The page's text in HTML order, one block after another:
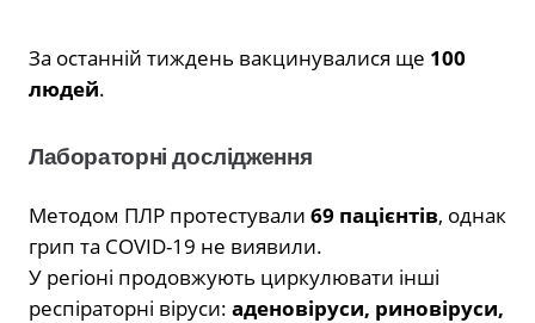
За останній тиждень вакцинувалися ще 100
людей.
Лабораторні дослідження
Методом ПЛР протестували 69 пацієнтів, однак
грип та COVID-19 не виявили.
У регіоні продовжують циркулювати інші
респіраторні віруси: аденовіруси, риновіруси,